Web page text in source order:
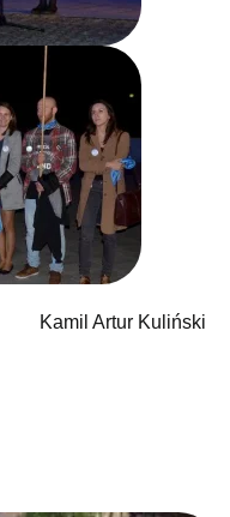
Kamil Artur Kuliński